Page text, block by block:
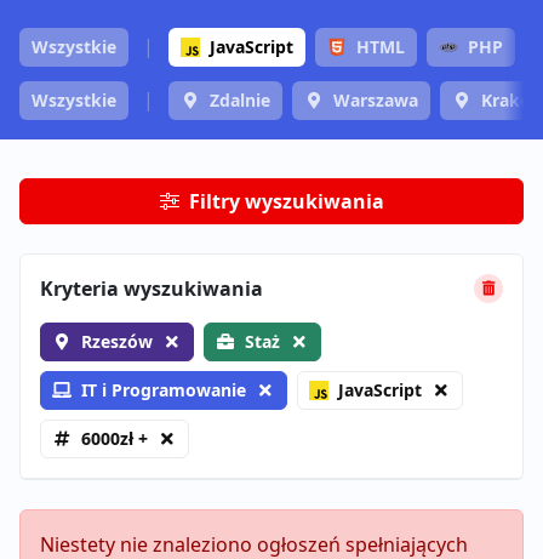
Wszystkie JavaScript HTML PHP
Wszystkie Zdalnie Warszawa
Filtry wyszukiwania
Kryteria wyszukiwania
Rzeszów Staż
IT i Programowanie JavaScript
6000zł +
Niestety nie znaleziono ogłoszeń spełniających